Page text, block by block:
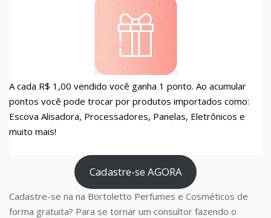
A cada R$ 1,00 vendido você ganha 1 ponto. Ao acumular
pontos você pode trocar por produtos importados como:
Escova Alisadora, Processadores, Panelas, Eletrônicos e
muito mais!
Cadastre-se AGORA
Cadastre-se na na Bortoletto Perfumes e Cosméticos de
forma gratuita? Para se tornar um consultor fazendo o